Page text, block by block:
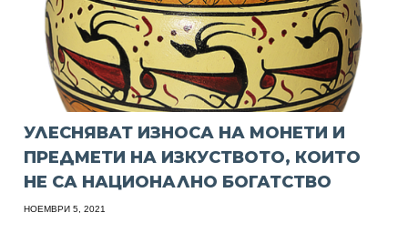
УЛЕСНЯВАТ ИЗНОСА НА МОНЕТИ И
ПРЕДМЕТИ НА ИЗКУСТВОТО, КОИТО
НЕ СА НАЦИОНАЛНО БОГАТСТВО
НОЕМВРИ 5, 2021